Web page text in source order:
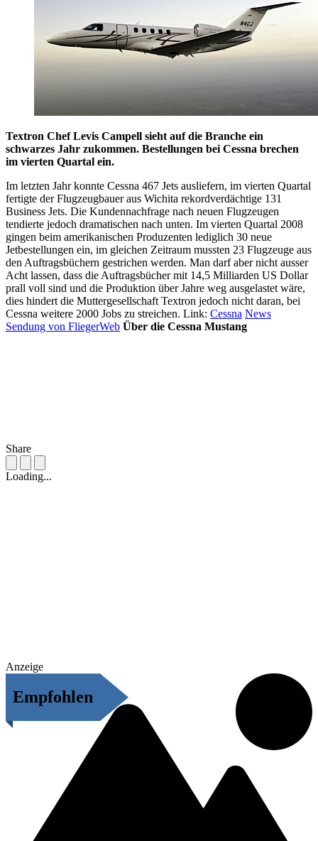
Textron Chef Levis Campell sieht auf die Branche ein
schwarzes Jahr zukommen. Bestellungen bei Cessna brechen
im vierten Quartal ein.
Im letzten Jahr konnte Cessna 467 Jets ausliefern, im vierten Quartal
fertigte der Flugzeugbauer aus Wichita rekordverdächtige 131
Business Jets. Die Kundennachfrage nach neuen Flugzeugen
tendierte jedoch dramatischen nach unten. Im vierten Quartal 2008
gingen beim amerikanischen Produzenten lediglich 30 neue
Jetbestellungen ein, im gleichen Zeitraum mussten 23 Flugzeuge aus
den Auftragsbüchern gestrichen werden. Man darf aber nicht ausser
Acht lassen, dass die Auftragsbücher mit 14,5 Milliarden US Dollar
prall voll sind und die Produktion über Jahre weg ausgelastet wäre,
dies hindert die Muttergesellschaft Textron jedoch nicht daran, bei
Cessna weitere 2000 Jobs zu streichen. Link: Cessna News
Sendung von FliegerWeb Über die Cessna Mustang
Share
Loading...
Anzeige
Empfohlen